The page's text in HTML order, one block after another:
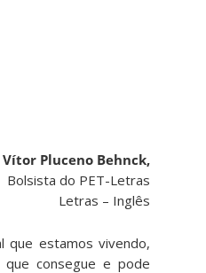
Vítor Pluceno Behnck,
Bolsista do PET-Letras
Letras – Inglês
que estamos vivendo,
consegue e pode